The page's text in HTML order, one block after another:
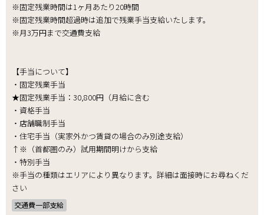
※固定残業時間は1ヶ月あたり20時間
※固定残業時間超過時は追加で残業手当支給いたします。
※月3万円まで交通費支給
【手当について】
・固定残業手当
★固定残業手当：30,800円（月給に含む
・資格手当
・店舗職制手当
・住宅手当（実家外かつ賃貸の場合のみ別途支給）
↑※（首都圏のみ）試用期間明けから支給
・特別手当
※手当の種類はエリアにより異なります。詳細は面接時にお尋ねくだ
さい
交通費一部支給